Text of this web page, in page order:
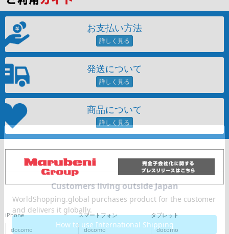
お支払い方法
発送について
商品について
iPhone
docomo
スマートフォン
docomo
タブレット
docomo
CPU
CPUの絞り込み
OS
OSの絞り込み
メモリ
~
容量
~
モニタサイズ
円 ～ 円